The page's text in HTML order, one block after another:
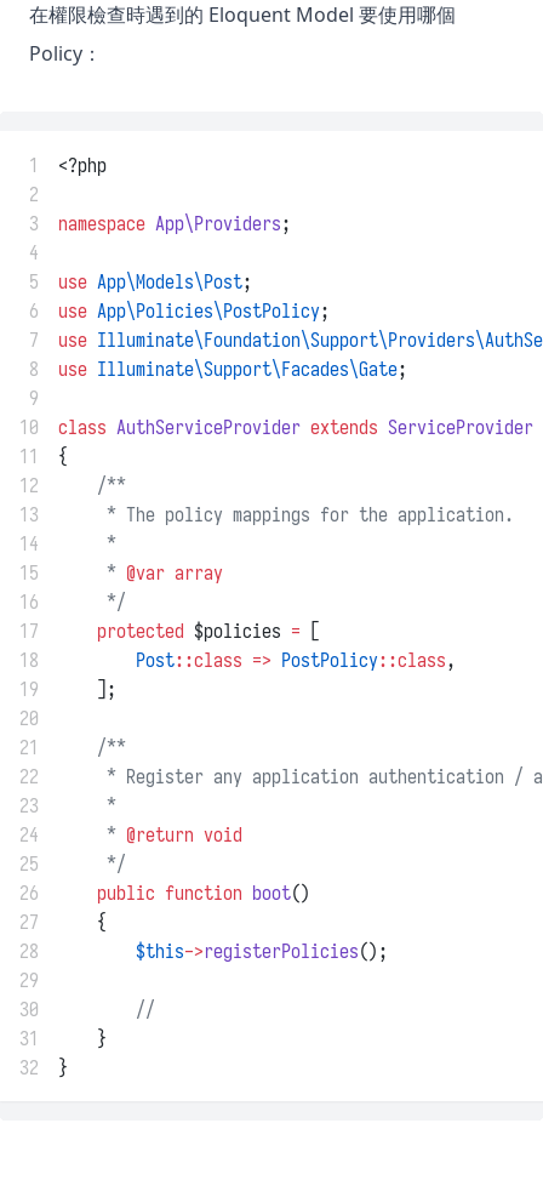
在權限檢查時遇到的 Eloquent Model 要使用哪個
Policy：
1
<?php
2
3
namespace App\Providers;
4
5
use App\Models\Post;
6
use App\Policies\PostPolicy;
7
use
8
use Illuminate\Support\Facades\Gate;
9
10
class AuthServiceProvider extends ServiceProvider
11
{
12
/**
13
     * The policy mappings for the application.
14
     *
15
     *
@var array
16
     */
17
protected $policies = [
18
Post::class => PostPolicy::class,
19
    ];
20
21
/**
22
* Register any application authentication /
23
     *
24
     *
@return void
25
     */
26
public function boot()
27
    {
28
$this->registerPolicies();
29
30
//
31
    }
32
}